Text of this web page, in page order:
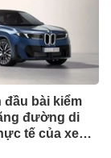
đầu bài kiểm
đường di
tế của xe